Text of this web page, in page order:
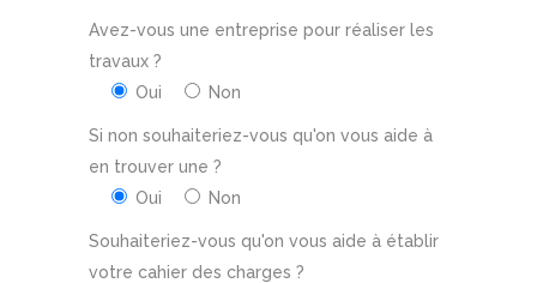
Avez-vous une entreprise pour réaliser les
travaux ?
Oui
Non
Si non souhaiteriez-vous qu'on vous aide à
en trouver une ?
Oui
Non
Souhaiteriez-vous qu'on vous aide à établir
votre cahier des charges ?